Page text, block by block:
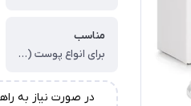
مناسب
برای انواع پوست (حتی پوست‌های حساس)
در صورت نیاز به